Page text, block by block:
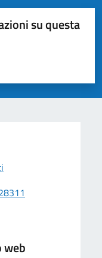
su questa
web